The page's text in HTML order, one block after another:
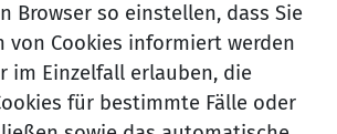
Browser so einstellen, dass Sie
von Cookies informiert werden
im Einzelfall erlauben, die
für bestimmte Fälle oder